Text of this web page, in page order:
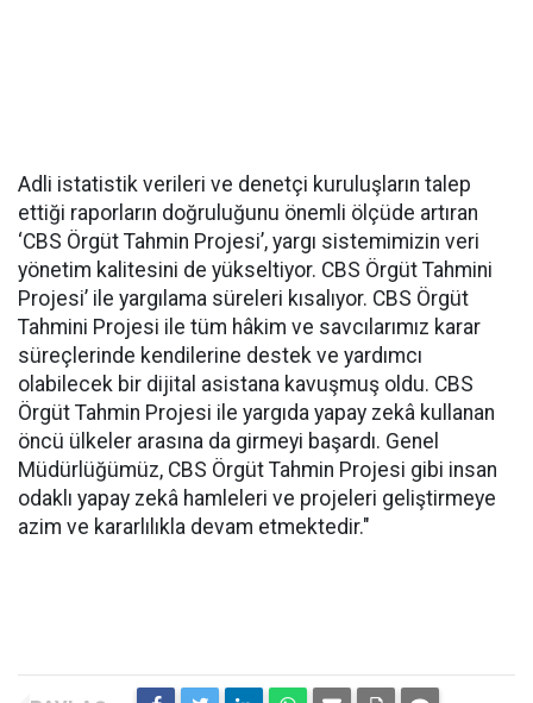
Adli istatistik verileri ve denetçi kuruluşların talep
ettiği raporların doğruluğunu önemli ölçüde artıran
‘CBS Örgüt Tahmin Projesi’, yargı sistemimizin veri
yönetim kalitesini de yükseltiyor. CBS Örgüt Tahmini
Projesi’ ile yargılama süreleri kısalıyor. CBS Örgüt
Tahmini Projesi ile tüm hâkim ve savcılarımız karar
süreçlerinde kendilerine destek ve yardımcı
olabilecek bir dijital asistana kavuşmuş oldu. CBS
Örgüt Tahmin Projesi ile yargıda yapay zekâ kullanan
öncü ülkeler arasına da girmeyi başardı. Genel
Müdürlüğümüz, CBS Örgüt Tahmin Projesi gibi insan
odaklı yapay zekâ hamleleri ve projeleri geliştirmeye
azim ve kararlılıkla devam etmektedir."